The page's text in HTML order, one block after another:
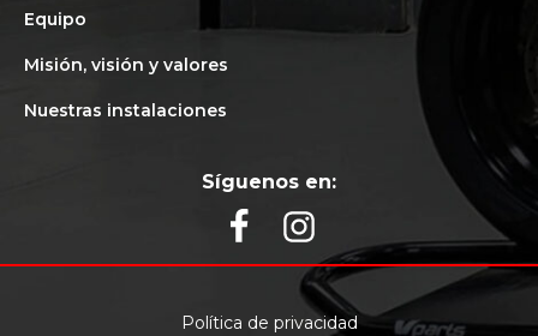
Equipo
Misión, visión y valores
Nuestras instalaciones
Síguenos en:
Política de privacidad